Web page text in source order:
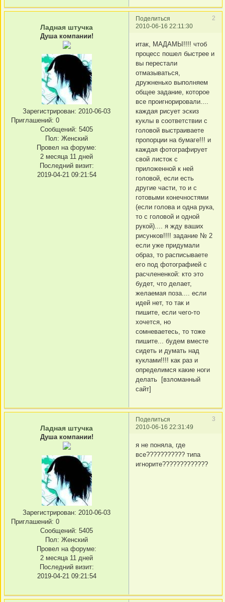
Поделиться
2
2010-06-16 22:11:30
Ладная штучка
Душа компании!
Зарегистрирован: 2010-06-03
Приглашений: 0
Сообщений: 5405
Пол: Женский
Провел на форуме:
2 месяца 11 дней
Последний визит:
2019-04-21 09:21:54
итак, МАДАМЫ!!!! чтоб
процесс пошел быстрее и
вы перестали
отмазываться,
дружненько выполняем
общее задание, которое
все проигнорировали....
каждая рисует эскиз
куклы в соответствии с
головой выстраиваете
пропорции на бумаге!!! и
каждая фотографирует
свой листок с
приложенной к ней
головой, если есть
другие части, то и с
готовыми конечностями
(если голова и одна рука,
то с головой и одной
рукой).... я жду ваших
рисунков!!!! задание № 2
если уже придумали
образ, то расписываете
его под фотографией с
расчлененкой: кто это
будет, что делает,
желаемая поза.... если
идей нет, то так и
пишите, если чего-то
хочется, но
сомневаетесь, то тоже
пишите... будем вместе
сидеть и думать над
куклами!!!! как раз и
определимся какие ноги
делать [взломанный
сайт]
Поделиться
3
2010-06-16 22:31:49
Ладная штучка
Душа компании!
Зарегистрирован: 2010-06-03
Приглашений: 0
Сообщений: 5405
Пол: Женский
Провел на форуме:
2 месяца 11 дней
Последний визит:
2019-04-21 09:21:54
я не поняла, где
все??????????? типа
игнорите?????????????